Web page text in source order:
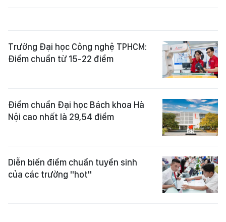
Trường Đại học Công nghệ TPHCM:
Điểm chuẩn từ 15-22 điểm
Điểm chuẩn Đại học Bách khoa Hà
Nội cao nhất là 29,54 điểm
Diễn biến điểm chuẩn tuyển sinh
của các trường "hot"